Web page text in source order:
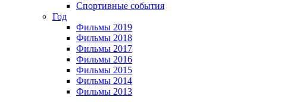
Спортивные события
Год
Фильмы 2019
Фильмы 2018
Фильмы 2017
Фильмы 2016
Фильмы 2015
Фильмы 2014
Фильмы 2013